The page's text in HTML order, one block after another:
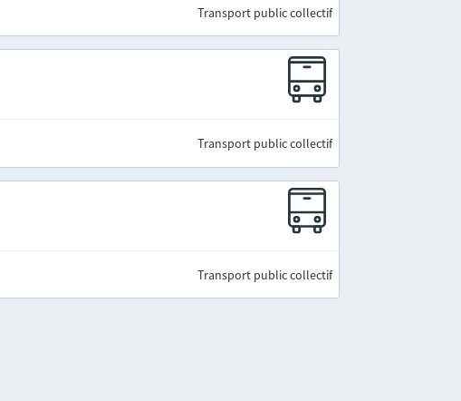
Transport public collectif
Transport public collectif
Transport public collectif